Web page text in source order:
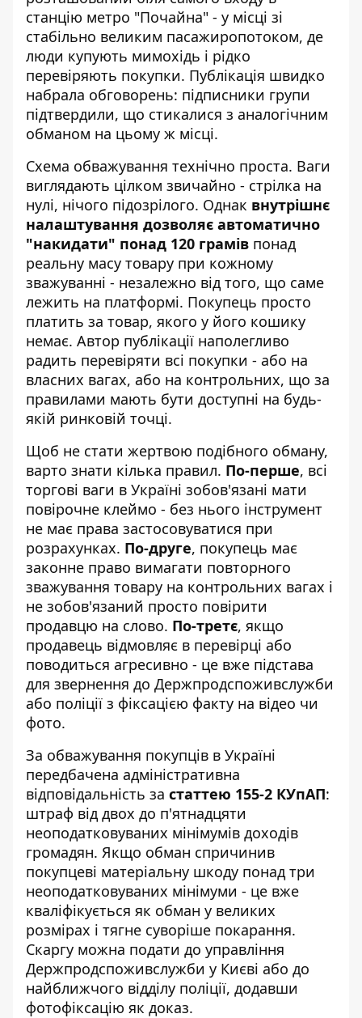
станцію метро "Почайна" - у місці зі
стабільно великим пасажиропотоком, де
люди купують мимохідь і рідко
перевіряють покупки. Публікація швидко
набрала обговорень: підписники групи
підтвердили, що стикалися з аналогічним
обманом на цьому ж місці.
Схема обважування технічно проста. Ваги
виглядають цілком звичайно - стрілка на
нулі, нічого підозрілого. Однак внутрішнє
налаштування дозволяє автоматично
"накидати" понад 120 грамів понад
реальну масу товару при кожному
зважуванні - незалежно від того, що саме
лежить на платформі. Покупець просто
платить за товар, якого у його кошику
немає. Автор публікації наполегливо
радить перевіряти всі покупки - або на
власних вагах, або на контрольних, що за
правилами мають бути доступні на будь-
якій ринковій точці.
Щоб не стати жертвою подібного обману,
варто знати кілька правил. По-перше, всі
торгові ваги в Україні зобов'язані мати
повірочне клеймо - без нього інструмент
не має права застосовуватися при
розрахунках. По-друге, покупець має
законне право вимагати повторного
зважування товару на контрольних вагах і
не зобов'язаний просто повірити
продавцю на слово. По-третє, якщо
продавець відмовляє в перевірці або
поводиться агресивно - це вже підстава
для звернення до Держпродспоживслужби
або поліції з фіксацією факту на відео чи
фото.
За обважування покупців в Україні
передбачена адміністративна
відповідальність за статтею 155-2 КУпАП:
штраф від двох до п'ятнадцяти
неоподатковуваних мінімумів доходів
громадян. Якщо обман спричинив
покупцеві матеріальну шкоду понад три
неоподатковуваних мінімуми - це вже
кваліфікується як обман у великих
розмірах і тягне суворіше покарання.
Скаргу можна подати до управління
Держпродспоживслужби у Києві або до
найближчого відділу поліції, додавши
фотофіксацію як доказ.